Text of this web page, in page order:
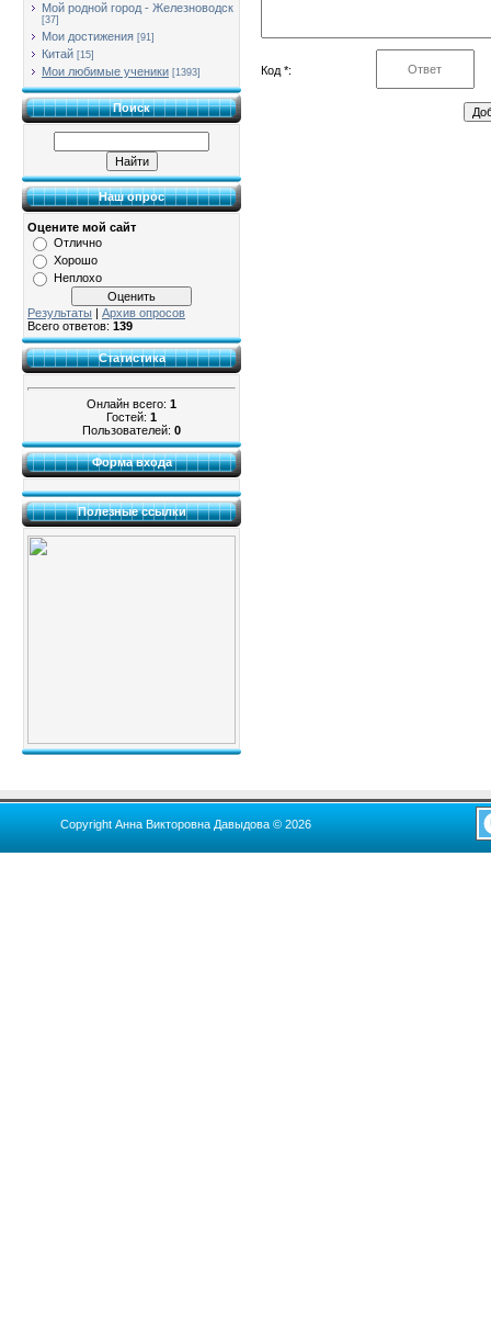
Мой родной город - Железноводск
[37]
Мои достижения [91]
Китай [15]
Мои любимые ученики [1393]
Поиск
Наш опрос
Оцените мой сайт
Отлично
Хорошо
Неплохо
Результаты | Архив опросов
Всего ответов: 139
Статистика
Онлайн всего: 1
Гостей: 1
Пользователей: 0
Форма входа
Полезные ссылки
Код *:
Copyright Анна Викторовна Давыдова © 2026